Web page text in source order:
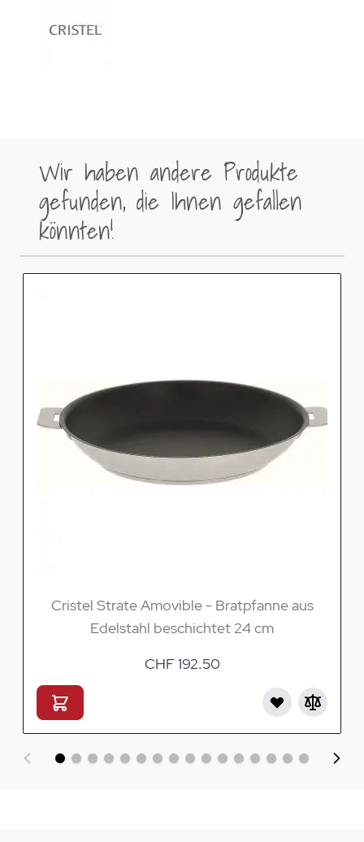
Wir haben andere Produkte
gefunden, die Ihnen gefallen
könnten!
Cristel Strate Amovible - Bratpfanne aus
Edelstahl beschichtet 24 cm
CHF 192.50